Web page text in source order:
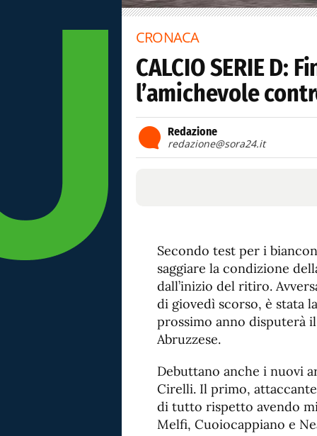
CRONACA
CALCIO SERIE D:
l’amichevole
Redazione
redazione@sora24.it
Secondo test per i
saggiare la condizione
dall’inizio del ritiro.
di giovedì scorso, è stata
prossimo anno disputerà
Abruzzese.
Debuttano anche i nuovi
Cirelli. Il primo,
di tutto rispetto avendo
Melfi, Cuoiocappiano e